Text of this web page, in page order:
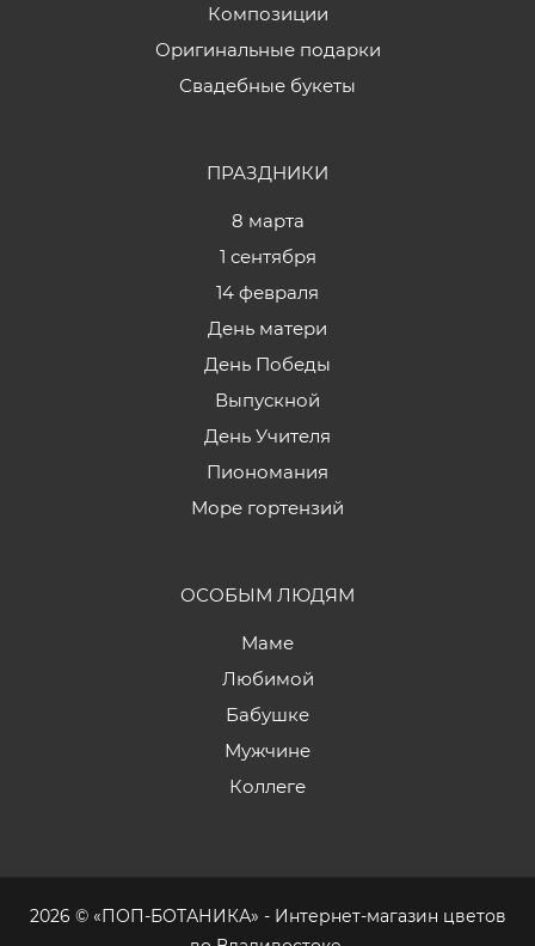
Композиции
Оригинальные подарки
Свадебные букеты
ПРАЗДНИКИ
8 марта
1 сентября
14 февраля
День матери
День Победы
Выпускной
День Учителя
Пиономания
Море гортензий
ОСОБЫМ ЛЮДЯМ
Маме
Любимой
Бабушке
Мужчине
Коллеге
2026 © «ПОП-БОТАНИКА» - Интернет-магазин цветов